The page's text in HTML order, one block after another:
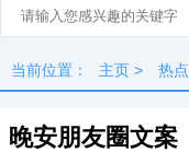
当前位置： 主页 > 热点
晚安朋友圈文案